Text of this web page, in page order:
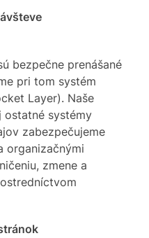
bezpečne prenášané
pri tom systém
Layer). Naše
ostatné systémy
zabezpečujeme
organizačnými
zmene a